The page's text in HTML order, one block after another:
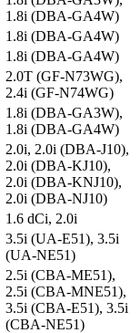
1.8i (DBA-GA4W)
1.8i (DBA-GA4W)
1.8i (DBA-GA4W)
2.0T (GF-N73WG),
2.4i (GF-N74WG)
1.8i (DBA-GA3W),
1.8i (DBA-GA4W)
2.0i, 2.0i (DBA-J10),
2.0i (DBA-KJ10),
2.0i (DBA-KNJ10),
2.0i (DBA-NJ10)
1.6 dCi, 2.0i
3.5i (UA-E51), 3.5i
(UA-NE51)
2.5i (CBA-ME51),
2.5i (CBA-MNE51),
3.5i (CBA-E51), 3.5i
(CBA-NE51)